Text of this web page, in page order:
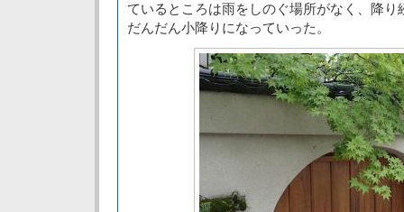
ているところは雨をしのぐ場所がなく、降り
だんだん小降りになっていった。